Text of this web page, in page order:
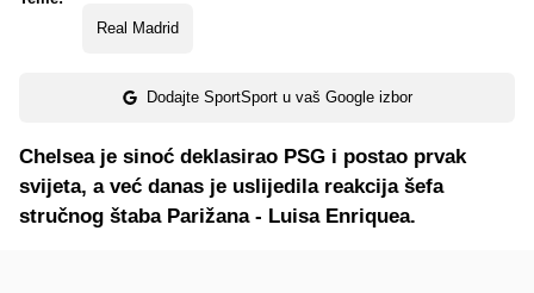
Real Madrid
Dodajte SportSport u vaš Google izbor
Chelsea je sinoć deklasirao PSG i postao prvak
svijeta, a već danas je uslijedila reakcija šefa
stručnog štaba Parižana - Luisa Enriquea.